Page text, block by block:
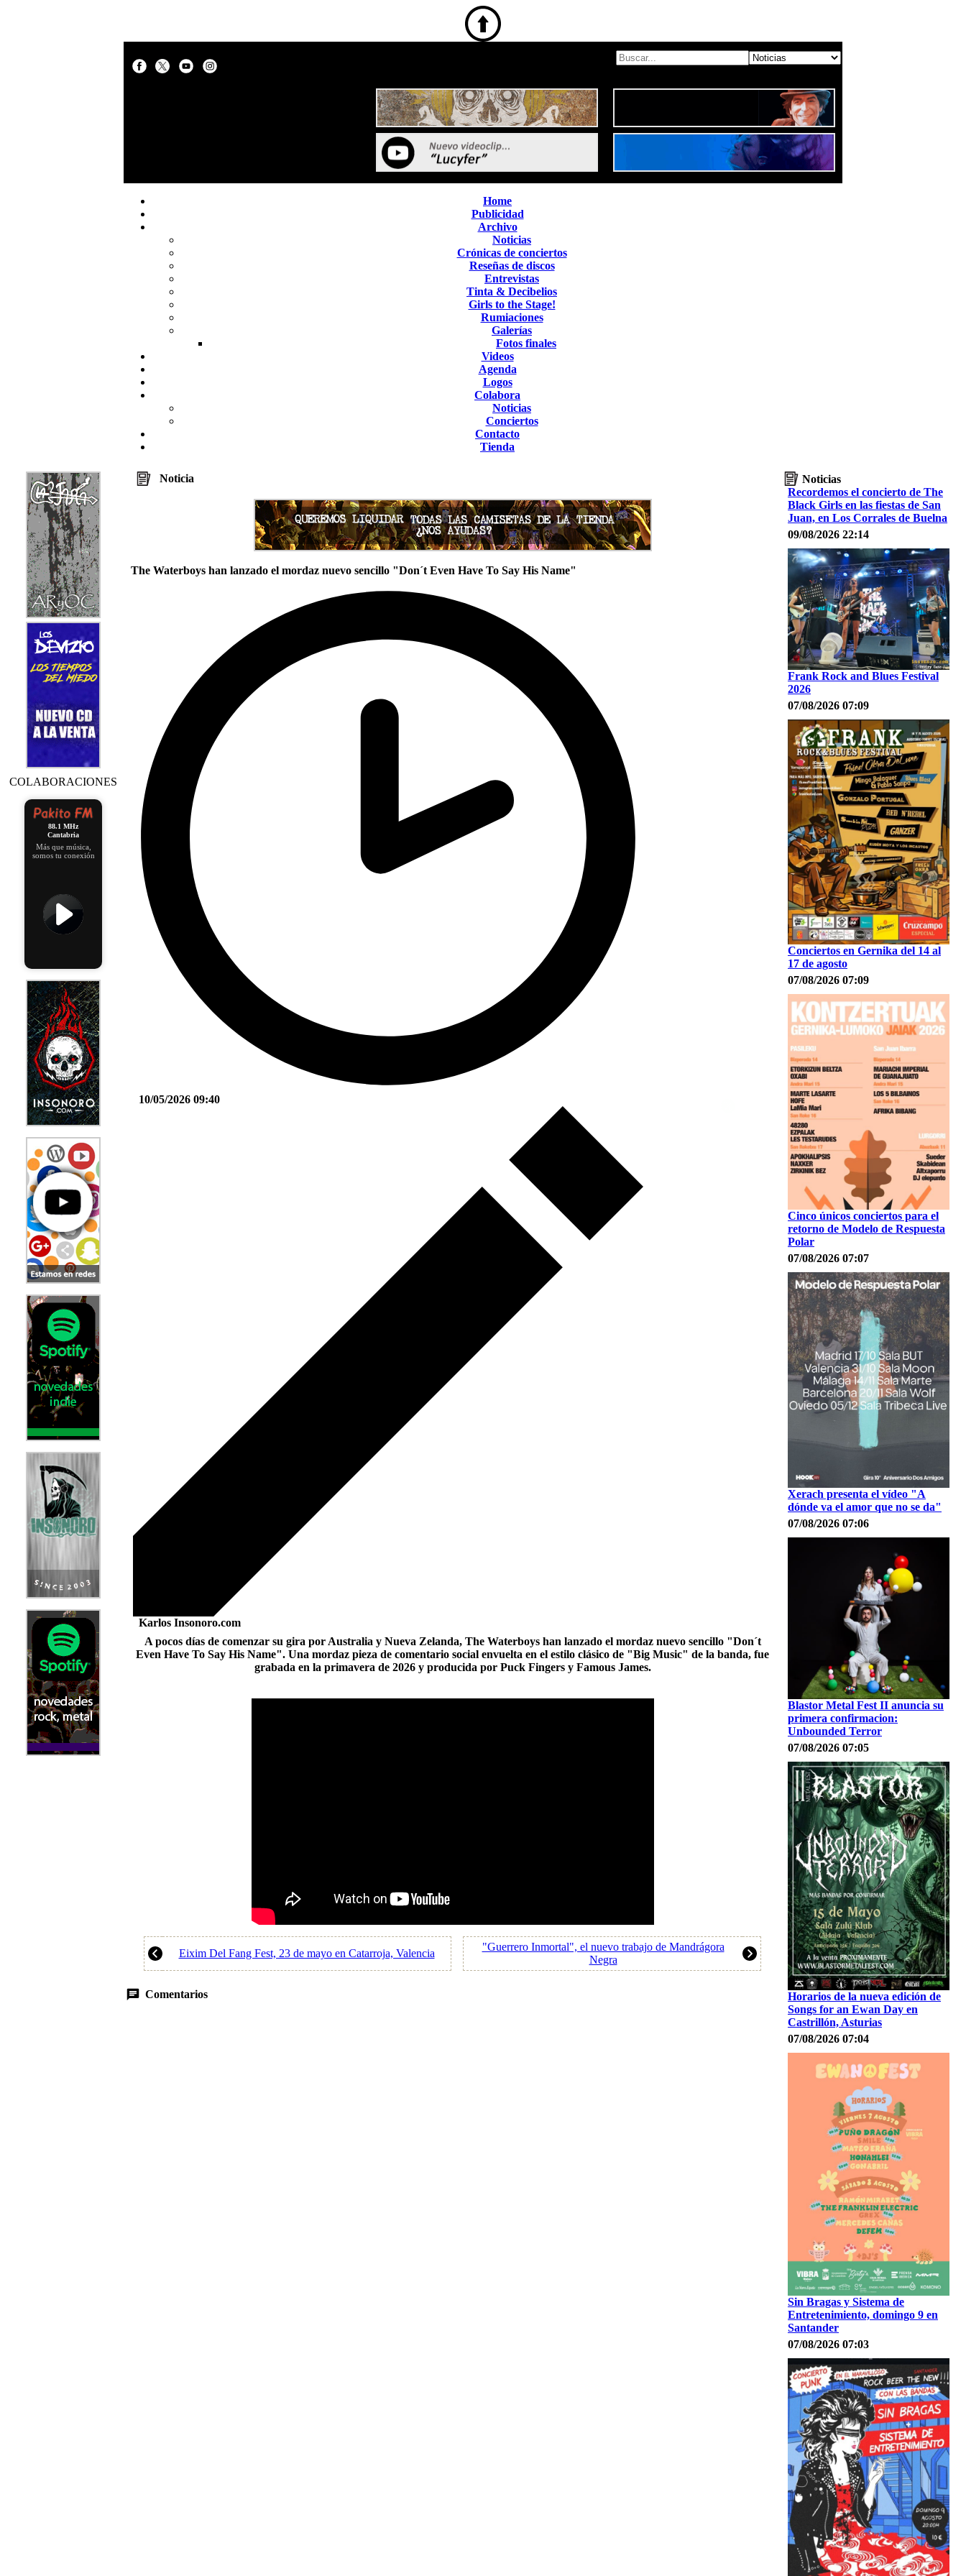
Home
Publicidad
Archivo
Noticias
Crónicas de conciertos
Reseñas de discos
Entrevistas
Tinta & Decibelios
Girls to the Stage!
Rumiaciones
Galerías
Fotos finales
Videos
Agenda
Logos
Colabora
Noticias
Conciertos
Contacto
Tienda
COLABORACIONES
88.1 MHz
Cantabria
Más que música,
somos tu conexión
Noticia
The Waterboys han lanzado el mordaz nuevo sencillo "Don´t Even Have To Say His Name"
10/05/2026 09:40
Karlos Insonoro.com
A pocos días de comenzar su gira por Australia y Nueva Zelanda, The Waterboys han lanzado el mordaz nuevo sencillo "Don´t
Even Have To Say His Name". Una mordaz pieza de comentario social envuelta en el estilo clásico de "Big Music" de la banda, fue
grabada en la primavera de 2026 y producida por Puck Fingers y Famous James.
Eixim Del Fang Fest, 23 de mayo en Catarroja, Valencia
"Guerrero Inmortal", el nuevo trabajo de Mandrágora
Negra
Comentarios
Noticias
Recordemos el concierto de The
Black Girls en las fiestas de San
Juan, en Los Corrales de Buelna
09/08/2026 22:14
Frank Rock and Blues Festival
2026
07/08/2026 07:09
Conciertos en Gernika del 14 al
17 de agosto
07/08/2026 07:09
Cinco únicos conciertos para el
retorno de Modelo de Respuesta
Polar
07/08/2026 07:07
Xerach presenta el vídeo "A
dónde va el amor que no se da"
07/08/2026 07:06
Blastor Metal Fest II anuncia su
primera confirmacion:
Unbounded Terror
07/08/2026 07:05
Horarios de la nueva edición de
Songs for an Ewan Day en
Castrillón, Asturias
07/08/2026 07:04
Sin Bragas y Sistema de
Entretenimiento, domingo 9 en
Santander
07/08/2026 07:03